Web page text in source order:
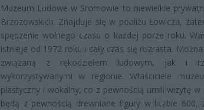
Muzeum Ludowe w Sromowie to niewielkie
Brzozowskich. Znajduje się w pobliżu Łowicza,
spędzenie wolnego czasu o każdej porze roku.
istnieje od 1972 roku i cały czas się rozrasta.
związaną z rękodziełem ludowym, jak i
wykorzystywanymi w regionie. Właściciele
plastyczny i wokalny, co z pewnością umili wizytę w
będą z pewnością drewniane figury w liczbie 600,